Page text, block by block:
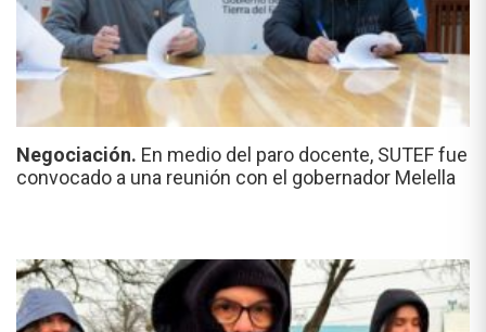
Negociación. En medio del paro docente, SUTEF fue
convocado a una reunión con el gobernador Melella